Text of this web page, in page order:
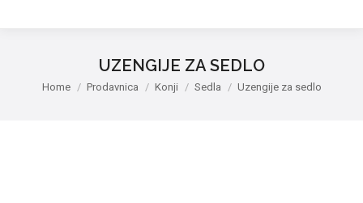
UZENGIJE ZA SEDLO
You are here:
Home Prodavnica Konji Sedla Uzengije za sedlo